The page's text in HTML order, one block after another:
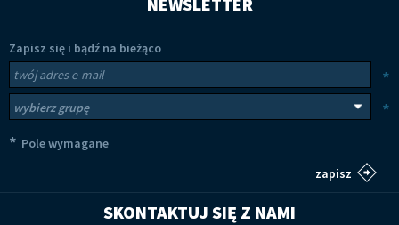
Zapisz się i bądź na bieżąco
Newsletter
*
*
* Pole wymagane
SKONTAKTUJ SIĘ Z NAMI